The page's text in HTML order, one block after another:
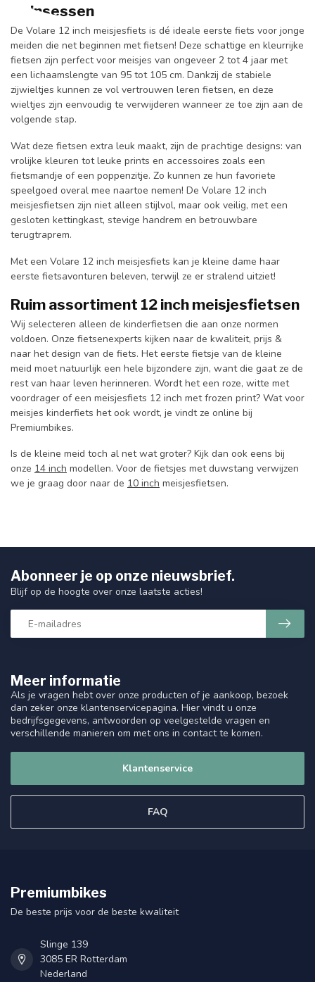
Prinsessen
De Volare 12 inch meisjesfiets is dé ideale eerste fiets voor jonge
meiden die net beginnen met fietsen! Deze schattige en kleurrijke
fietsen zijn perfect voor meisjes van ongeveer 2 tot 4 jaar met
een lichaamslengte van 95 tot 105 cm. Dankzij de stabiele
zijwieltjes kunnen ze vol vertrouwen leren fietsen, en deze
wieltjes zijn eenvoudig te verwijderen wanneer ze toe zijn aan de
volgende stap.
Wat deze fietsen extra leuk maakt, zijn de prachtige designs: van
vrolijke kleuren tot leuke prints en accessoires zoals een
fietsmandje of een poppenzitje. Zo kunnen ze hun favoriete
speelgoed overal mee naartoe nemen! De Volare 12 inch
meisjesfietsen zijn niet alleen stijlvol, maar ook veilig, met een
gesloten kettingkast, stevige handrem en betrouwbare
terugtraprem.
Met een Volare 12 inch meisjesfiets kan je kleine dame haar
eerste fietsavonturen beleven, terwijl ze er stralend uitziet!
Ruim assortiment 12 inch meisjesfietsen
Wij selecteren alleen de kinderfietsen die aan onze normen
voldoen. Onze fietsenexperts kijken naar de kwaliteit, prijs &
naar het design van de fiets. Het eerste fietsje van de kleine
meid moet natuurlijk een hele bijzondere zijn, want die gaat ze de
rest van haar leven herinneren. Wordt het een roze, witte met
voordrager of een meisjesfiets 12 inch met frozen print? Wat voor
meisjes kinderfiets het ook wordt, je vindt ze online bij
Premiumbikes.
Is de kleine meid toch al net wat groter? Kijk dan ook eens bij
onze 14 inch modellen. Voor de fietsjes met duwstang verwijzen
we je graag door naar de 10 inch meisjesfietsen.
Meer informatie
Als je vragen hebt over onze producten of je aankoop, bezoek
dan zeker onze klantenservicepagina. Hier vindt u onze
bedrijfsgegevens, antwoorden op veelgestelde vragen en
verschillende manieren om met ons in contact te komen.
Klantenservice
FAQ
Abonneer je op onze nieuwsbrief.
Blijf op de hoogte over onze laatste acties!
Premiumbikes
De beste prijs voor de beste kwaliteit
Slinge 139
3085 ER Rotterdam
Nederland